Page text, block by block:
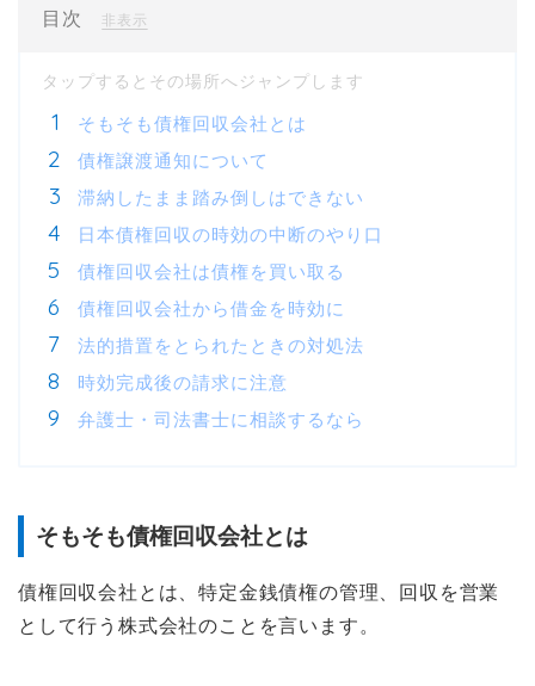
目次 非表示
そもそも債権回収会社とは
債権譲渡通知について
滞納したまま踏み倒しはできない
日本債権回収の時効の中断のやり口
債権回収会社は債権を買い取る
債権回収会社から借金を時効に
法的措置をとられたときの対処法
時効完成後の請求に注意
弁護士・司法書士に相談するなら
そもそも債権回収会社とは
債権回収会社とは、特定金銭債権の管理、回収を営業
として行う株式会社のことを言います。